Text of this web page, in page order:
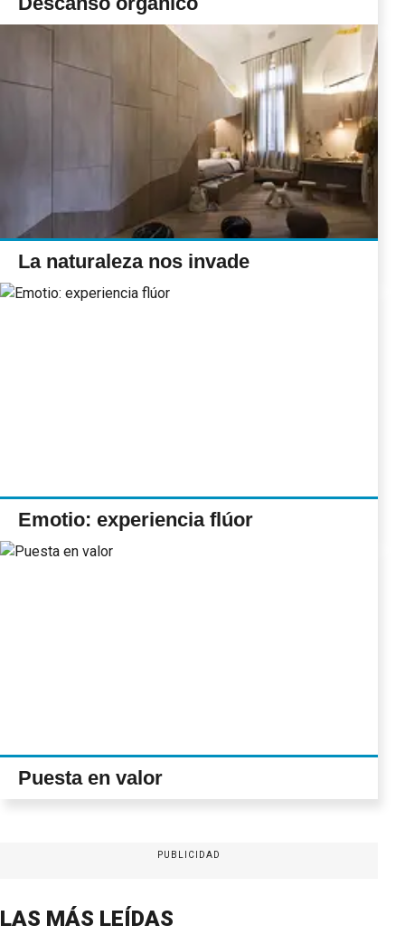
La naturaleza nos invade
Emotio: experiencia flúor
Puesta en valor
PUBLICIDAD
LAS MÁS LEÍDAS